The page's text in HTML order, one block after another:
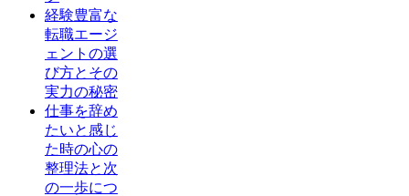
経験豊富な
転職エージ
ェントの選
び方とその
実力の秘密
仕事を辞め
たいと感じ
た時の心の
整理法と次
の一歩につ